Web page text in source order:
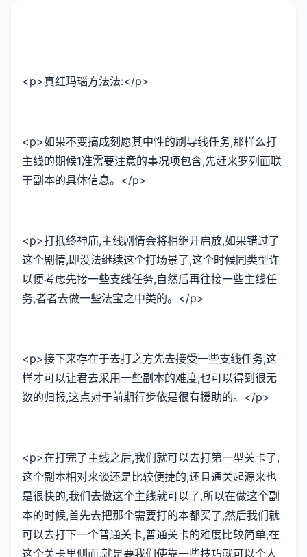
<p>真红玛瑙方法法:</p>
<p>如果不变搞成刻愿其中性的刷导线任务,那样么打
主线的期候1准需要注意的事况项包含,先赶来罗列面联
于副本的具体信息。</p>
<p>打抵终神庙,主线剧情会将相继开启放,如果错过了
这个剧情,即没法继续这个打场景了,这个时候同类型许
以便考虑先接一些支线任务,自然后再往接一些主线任
务,者者去做一些法宝之中类的。</p>
<p>接下来存在于去打之方先去接受一些支线任务,这
样才可以让君去采用一些副本的难度,也可以得到很无
数的归报,这点对于前期行步依是很有援助的。</p>
<p>在打完了主线之后,我们就可以去打第一型关卡了,
这个副本相对来谈还是比较便捷的,还且通关起源来也
是很快的,我们去做这个主线就可以了,所以在做这个副
本的时候,首先去把那个需要打的本都买了,然后我们就
可以去打下一个普通关卡,普通关卡的难度比较简单,在
这个关卡里侧面,就是要我们使靠一些技巧就可以个人